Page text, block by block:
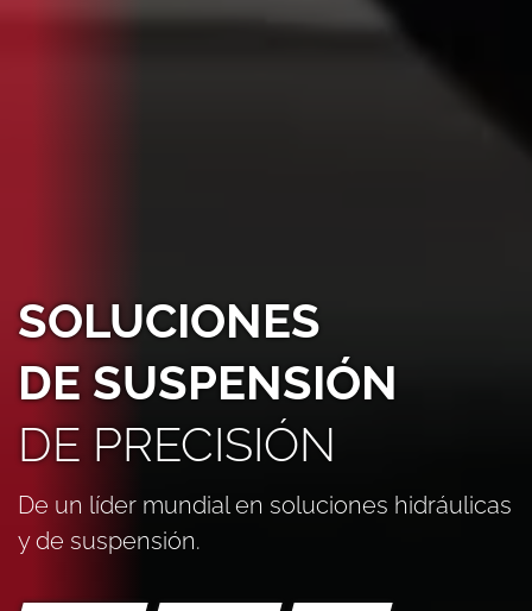
SOLUCIONES
DE SUSPENSIÓN
DE PRECISIÓN
De un líder mundial en soluciones hidráulicas
y de suspensión.